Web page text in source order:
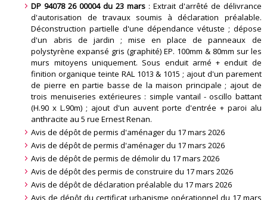
DP 94078 26 00004 du 23 mars : Extrait d'arrêté de délivrance
d'autorisation de travaux soumis à déclaration préalable.
Déconstruction partielle d'une dépendance vétuste ; dépose
d'un abris de jardin ; mise en place de panneaux de
polystyrène expansé gris (graphité) EP. 100mm & 80mm sur les
murs mitoyens uniquement. Sous enduit armé + enduit de
finition organique teinte RAL 1013 & 1015 ; ajout d'un parement
de pierre en partie basse de la maison principale ; ajout de
trois menuiseries extérieures : simple vantail - oscillo battant
(H.90 x L.90m) ; ajout d'un auvent porte d'entrée + paroi alu
anthracite au 5 rue Ernest Renan.
Avis de dépôt de permis d'aménager du 17 mars 2026
Avis de dépôt de permis d'aménager du 17 mars 2026
Avis de dépôt de permis de démolir du 17 mars 2026
Avis de dépôt des permis de construire du 17 mars 2026
Avis de dépôt de déclaration préalable du 17 mars 2026
Avis de dépôt du certificat urbanisme opérationnel du 17 mars